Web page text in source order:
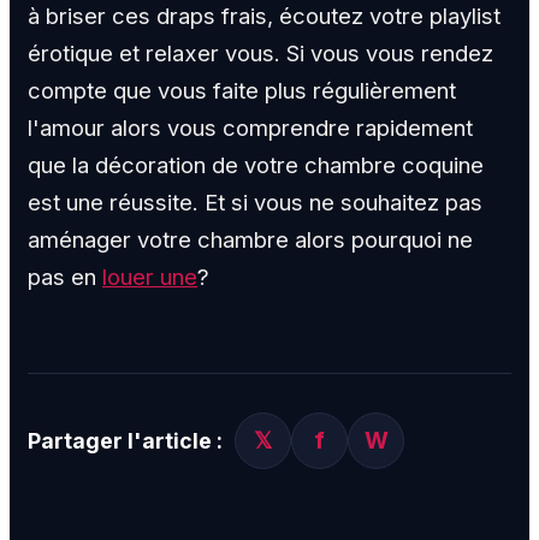
à briser ces draps frais, écoutez votre playlist
érotique et relaxer vous. Si vous vous rendez
compte que vous faite plus régulièrement
l'amour alors vous comprendre rapidement
que la décoration de votre chambre coquine
est une réussite. Et si vous ne souhaitez pas
aménager votre chambre alors pourquoi ne
pas en louer une?
Partager l'article : 𝕏 f W